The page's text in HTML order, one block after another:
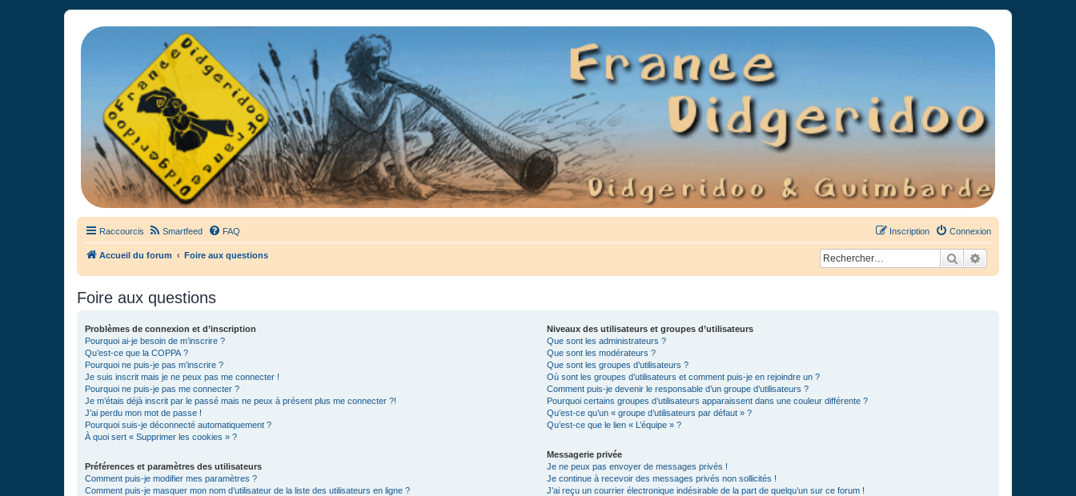
France Didgeridoo
Didgeridoo et Guimbarde sur France Didgeridoo - retrouvez la communauté.
Raccourcis Smartfeed FAQ Connexion
Inscription
Accueil du forum Foire aux questions Rechercher
Foire aux questions
Problèmes de connexion et d’inscription
Pourquoi ai-je besoin de m’inscrire ?
Qu’est-ce que la COPPA ?
Pourquoi ne puis-je pas m’inscrire ?
Je suis inscrit mais je ne peux pas me connecter !
Pourquoi ne puis-je pas me connecter ?
Je m’étais déjà inscrit par le passé mais ne peux à présent plus me connecter ?!
J’ai perdu mon mot de passe !
Pourquoi suis-je déconnecté automatiquement ?
À quoi sert « Supprimer les cookies » ?
Préférences et paramètres des utilisateurs
Comment puis-je modifier mes paramètres ?
Comment puis-je masquer mon nom d’utilisateur de la liste des utilisateurs en ligne ?
Niveaux des utilisateurs et groupes d’utilisateurs
Que sont les administrateurs ?
Que sont les modérateurs ?
Que sont les groupes d’utilisateurs ?
Où sont les groupes d’utilisateurs et comment puis-je en rejoindre un ?
Comment puis-je devenir le responsable d’un groupe d’utilisateurs ?
Pourquoi certains groupes d’utilisateurs apparaissent dans une couleur différente ?
Qu’est-ce qu’un « groupe d’utilisateurs par défaut » ?
Qu’est-ce que le lien « L’équipe » ?
Messagerie privée
Je ne peux pas envoyer de messages privés !
Je continue à recevoir des messages privés non sollicités !
J’ai reçu un courrier électronique indésirable de la part de quelqu’un sur ce forum !